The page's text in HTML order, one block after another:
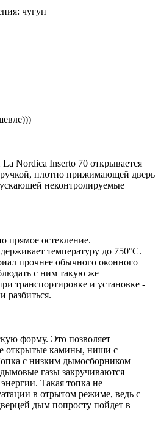
чугун
Nordica Inserto 70 открывается
плотно прижимающей дверь
неконтролируемые
прямое остекление.
температуру до 750°C.
прочнее обычного оконного
с ним такую же
транспортировке и установке -
разбиться.
форму. Это позволяет
открытые камины, ниши с
с низким дымосборником
газы закручиваются
Такая топка не
в отрытом режиме, ведь с
дым попросту пойдет в